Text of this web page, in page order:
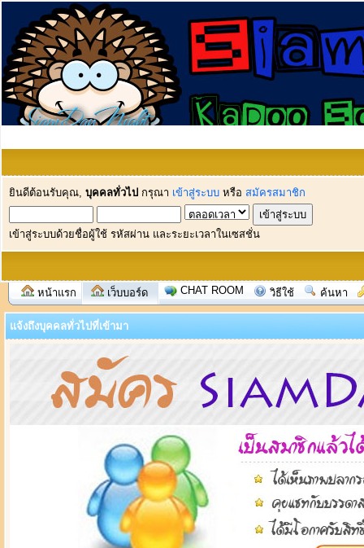
ยินดีต้อนรับคุณ, บุคคลทั่วไป กรุณา เข้าสู่ระบบ หรือ สมัครสมาชิก
เข้าสู่ระบบด้วยชื่อผู้ใช้ รหัสผ่าน และระยะเวลาในเซสชั่น
หน้าแรก เว็บบอร์ด CHAT ROOM วิธีใช้ ค้นหา
แจ้งถึงบุคคลทั่วไปที่เข้ามา